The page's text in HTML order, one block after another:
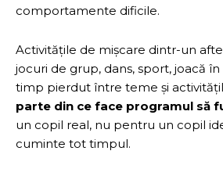
comportamente dificile.
Activitățile de mișcare dintr-un
jocuri de grup, dans, sport, joacă
timp pierdut între teme și
parte din ce face programul să
un copil real, nu pentru un copil
cuminte tot timpul.